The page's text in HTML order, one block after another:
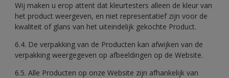
Wij maken u erop attent dat kleurtesters alleen de kleur van
het product weergeven, en niet representatief zijn voor de
kwaliteit of glans van het uiteindelijk gekochte Product.
6.4. De verpakking van de Producten kan afwijken van de
verpakking weergegeven op afbeeldingen op de Website.
6.5. Alle Producten op onze Website zijn afhankelijk van